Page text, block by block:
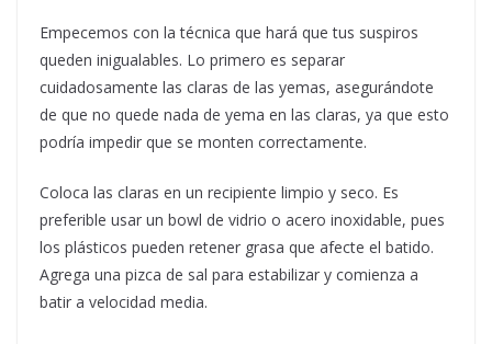
Empecemos con la técnica que hará que tus suspiros
queden inigualables. Lo primero es separar
cuidadosamente las claras de las yemas, asegurándote
de que no quede nada de yema en las claras, ya que esto
podría impedir que se monten correctamente.
Coloca las claras en un recipiente limpio y seco. Es
preferible usar un bowl de vidrio o acero inoxidable, pues
los plásticos pueden retener grasa que afecte el batido.
Agrega una pizca de sal para estabilizar y comienza a
batir a velocidad media.